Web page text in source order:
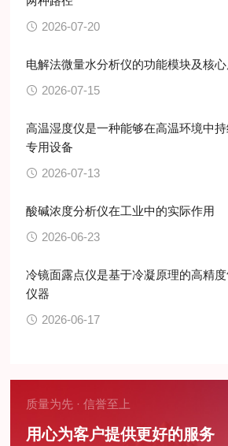
2026-07-20
电解法微量水分析仪的功能模块及核
2026-07-15
高温湿度仪是一种能够在高温环境中
专用设备
2026-07-13
酸碱浓度分析仪在工业中的实际作用
2026-06-23
冷镜面露点仪是基于冷凝原理的高精
仪器
2026-06-17
质量为先 · 信誉至上
用心为客户提供更好的服务